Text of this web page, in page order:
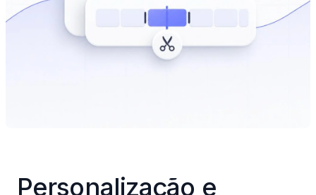
Personalização e